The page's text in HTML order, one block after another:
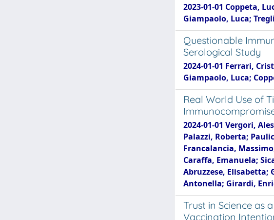
2023-01-01 Coppeta,
Giampaolo, Luca;
Questionable
Serological Study
2024-01-01 Ferrari,
Giampaolo, Luca;
Real World Use of
2024-01-01 Vergori,
Palazzi, Roberta;
Francalancia,
Caraffa, Emanuela;
Abruzzese,
Antonella; Girardi,
Trust in Science as
Vaccination